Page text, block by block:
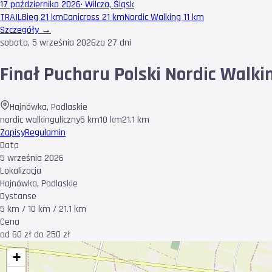
17 października 2026· Wilcza, Śląsk
TRAILBieg 21 kmCanicross 21 kmNordic Walking 11 km
Szczegóły →
sobota, 5 września 2026za 27 dni
Finał Pucharu Polski Nordic
Hajnówka, Podlaskie
nordic walkinguliczny5 km10 km21.1 km
ZapisyRegulamin
Data
5 września 2026
Lokalizacja
Hajnówka, Podlaskie
Dystanse
5 km / 10 km / 21.1 km
Cena
od 60 zł do 250 zł
+